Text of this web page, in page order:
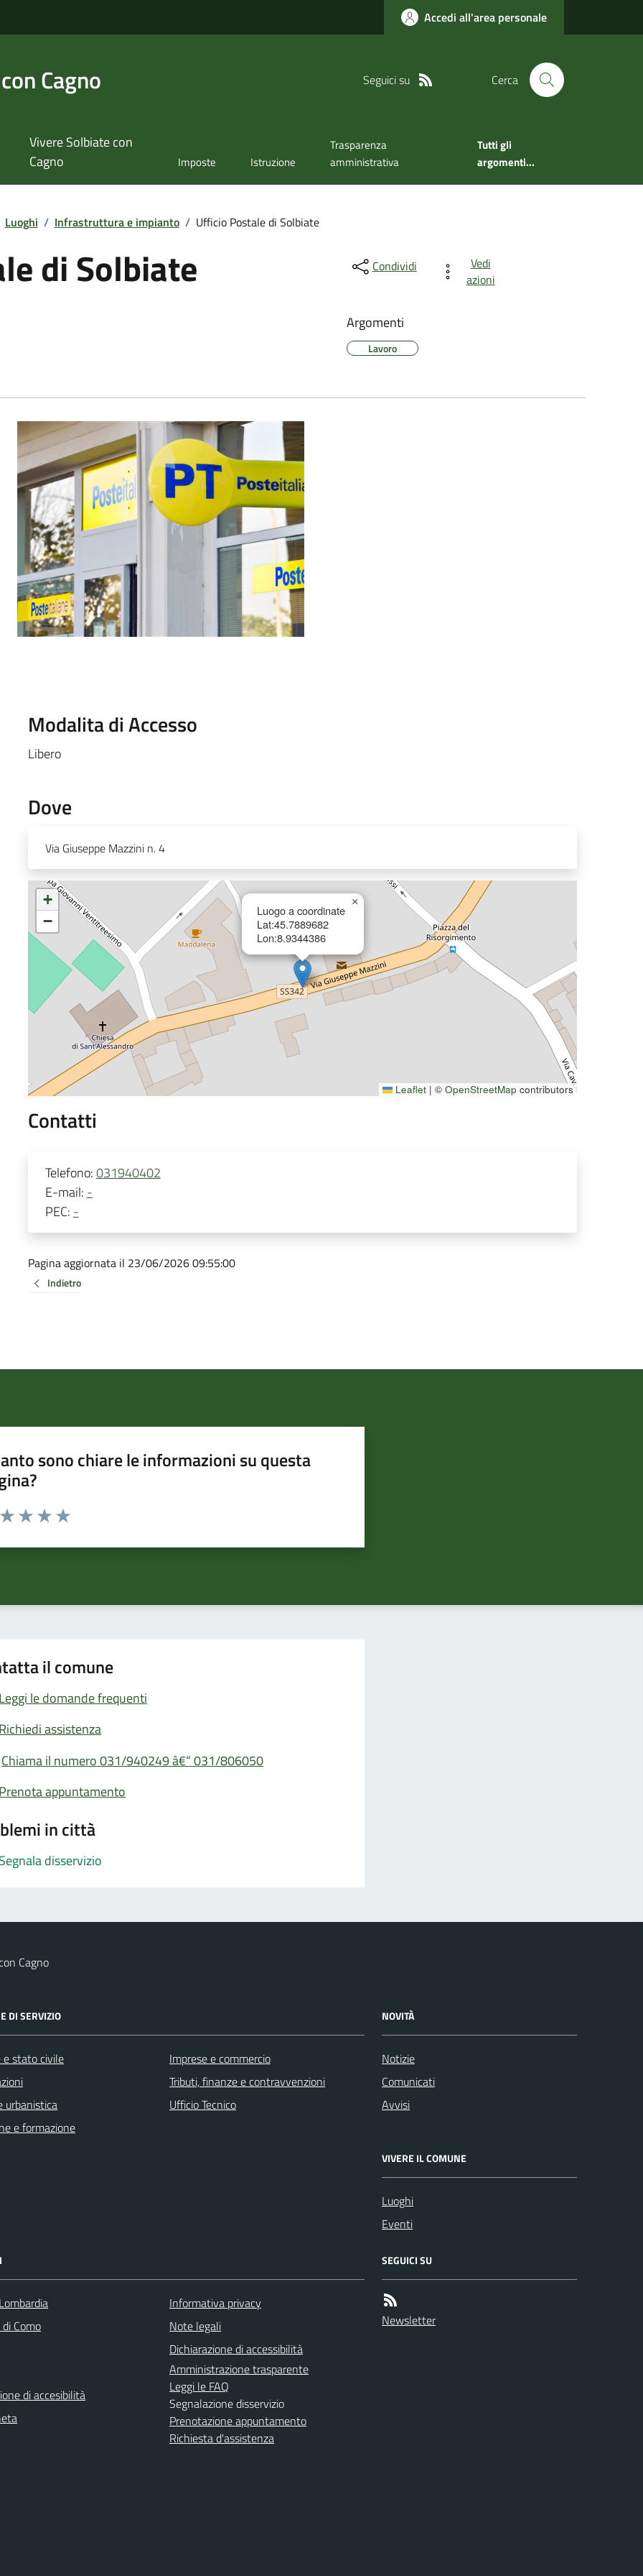
Accedi all'area personale
Cagno Seguici su Cerca
Vivere Solbiate con
Cagno
Imposte Istruzione
Trasparenza
amministrativa
Tutti gli
argomenti...
Luoghi / Infrastruttura e impianto / Ufficio Postale di Solbiate
di Solbiate Condividi
Vedi
azioni
Argomenti
Lavoro
Modalita di Accesso
Libero
Dove
Via Giuseppe Mazzini n. 4
Luogo a coordinate
Lat:45.7889682
Lon:8.9344386
×
+
−
Leaflet | © OpenStreetMap contributors
Contatti
Telefono:031940402
E-mail: -
PEC: -
Pagina aggiornata il 23/06/2026 09:55:00
Indietro
sono chiare le informazioni su questa
da 1 a 5 stelle la pagina
il comune
Leggi le domande frequenti
Richiedi assistenza
Chiama il numero 031/940249 â€“ 031/806050
Prenota appuntamento
in città
Segnala disservizio
Cagno
DI SERVIZIO
e stato civile
urbanistica
e formazione
Imprese e commercio
Tributi, finanze e contravvenzioni
Ufficio Tecnico
NOVITÀ
Notizie
Comunicati
Avvisi
VIVERE IL COMUNE
Luoghi
Eventi
Como
di accesibilità
Informativa privacy
Note legali
Dichiarazione di accessibilità
Amministrazione trasparente
Leggi le FAQ
Segnalazione disservizio
Prenotazione appuntamento
Richiesta d'assistenza
SEGUICI SU
Newsletter